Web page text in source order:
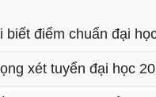
điểm chuẩn đại
xét tuyển đại học